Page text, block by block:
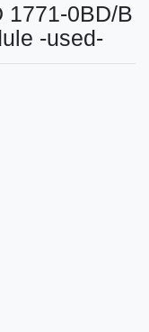
1771-0BD/B
-used-